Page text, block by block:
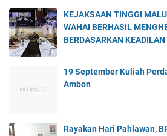
KEJAKSAAN TINGGI
WAHAI BERHASIL
BERDASARKAN
19 September Kuliah
Ambon
Rayakan Hari Pahlawan,